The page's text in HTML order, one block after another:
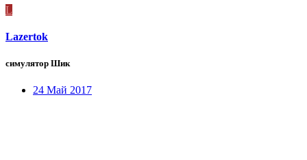
L
Lazertok
симулятор Шик
24 Май 2017